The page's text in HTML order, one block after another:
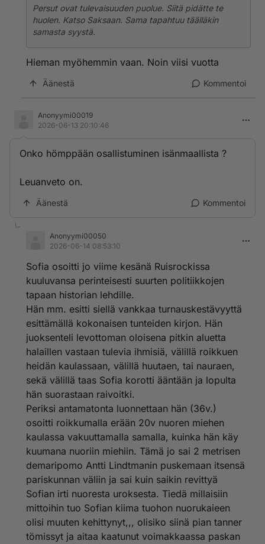
Persut ovat tulevaisuuden puolue. Siitä pidätte te
huolen. Katso Saksaan. Sama tapahtuu täälläkin
samasta syystä.
Hieman myöhemmin vaan. Noin viisi vuotta
Äänestä Kommentoi
Anonyymi00019
2026-06-13 20:10:46
Onko hömppään osallistuminen isänmaallista ?
Leuanveto on.
Äänestä Kommentoi
Anonyymi00050
2026-06-14 08:53:10
Sofia osoitti jo viime kesänä Ruisrockissa
kuuluvansa perinteisesti suurten politiikkojen
tapaan historian lehdille.
Hän mm. esitti siellä vankkaa turnauskestävyyttä
esittämällä kokonaisen tunteiden kirjon. Hän
juoksenteli levottoman oloisena pitkin aluetta
halaillen vastaan tulevia ihmisiä, välillä roikkuen
heidän kaulassaan, välillä huutaen, tai nauraen,
sekä välillä taas Sofia korotti ääntään ja lopulta
hän suorastaan raivoitki.
Periksi antamatonta luonnettaan hän (36v.)
osoitti roikkumalla erään 20v nuoren miehen
kaulassa vakuuttamalla samalla, kuinka hän käy
kuumana nuoriin miehiin. Tämä jo sai 2 metrisen
demaripomo Antti Lindtmanin puskemaan itsensä
pariskunnan väliin ja sai kuin saikin revittyä
Sofian irti nuoresta uroksesta. Tiedä millaisiin
mittoihin tuo Sofian kiima tuohon nuorukaieen
olisi muuten kehittynyt,,, olisiko siinä pian tanner
tömissyt ja aitaa kaatunut voimakkaassa paskan